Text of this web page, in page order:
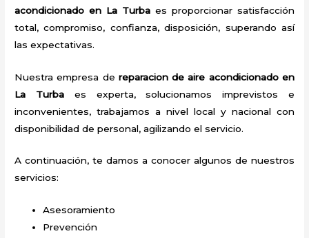
acondicionado en La Turba es proporcionar satisfacción
total, compromiso, confianza, disposición, superando así
las expectativas.
Nuestra empresa de reparacion de aire acondicionado en
La Turbaes experta, solucionamos imprevistos e
inconvenientes, trabajamos a nivel local y nacional con
disponibilidad de personal, agilizando el servicio.
A continuación, te damos a conocer algunos de nuestros
servicios:
Asesoramiento
Prevención